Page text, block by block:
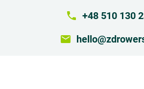
local_phone +48 510 130
email